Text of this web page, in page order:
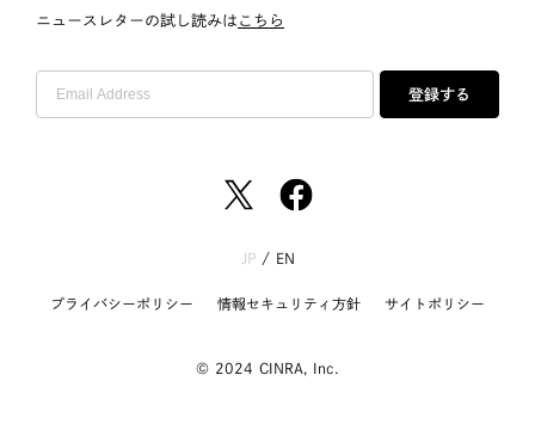
ニュースレターの試し読みは こちら
登録する
JP/ EN
プライバシーポリシー 情報セキュリティ方針 サイトポリシー
© 2024 CINRA, Inc.